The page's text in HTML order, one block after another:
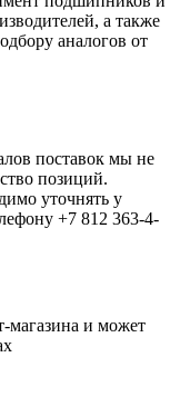
а также
аналогов от
поставок мы не
позиций.
уточнять у
+7 812 363-4-
магазина и может